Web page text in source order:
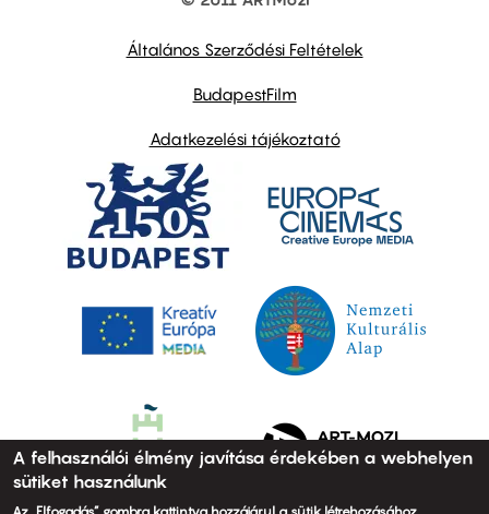
Általános Szerződési Feltételek
BudapestFilm
Adatkezelési tájékoztató
A felhasználói élmény javítása érdekében a webhelyen
sütiket használunk